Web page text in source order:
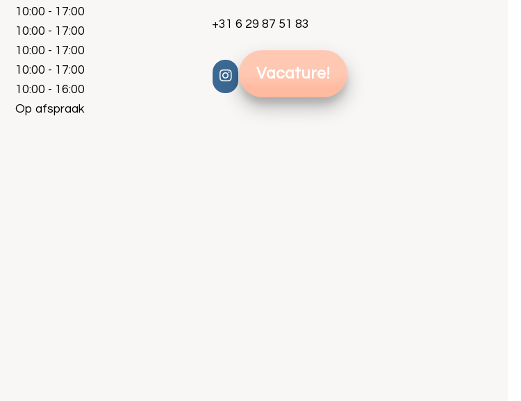
10:00 - 17:00
10:00 - 17:00
10:00 - 17:00
10:00 - 17:00
10:00 - 16:00
Op afspraak
+31 6 29 87 51 83
Vacature!